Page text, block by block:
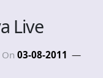
Live
03-08-2011